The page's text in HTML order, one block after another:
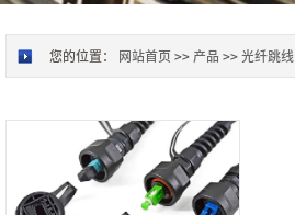
您的位置： 网站首页 >> 产品 >> 光纤跳线